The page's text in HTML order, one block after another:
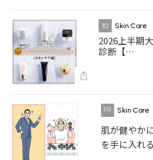
10 Skin Care
2026上半期
診断【…
Skin Care
肌が健やか
を手に入れ